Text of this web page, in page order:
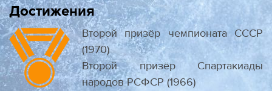
Достижения
Второй призёр чемпионата СССР
(1970)
Второй призёр Спартакиады
народов РСФСР (1966)